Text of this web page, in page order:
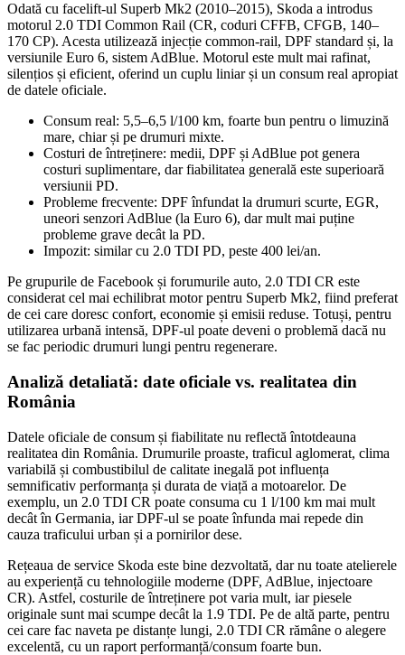
Odată cu facelift-ul Superb Mk2 (2010–2015), Skoda a introdus
motorul 2.0 TDI Common Rail (CR, coduri CFFB, CFGB, 140–
170 CP). Acesta utilizează injecție common-rail, DPF standard și, la
versiunile Euro 6, sistem AdBlue. Motorul este mult mai rafinat,
silențios și eficient, oferind un cuplu liniar și un consum real apropiat
de datele oficiale.
Consum real: 5,5–6,5 l/100 km, foarte bun pentru o limuzină
mare, chiar și pe drumuri mixte.
Costuri de întreținere: medii, DPF și AdBlue pot genera
costuri suplimentare, dar fiabilitatea generală este superioară
versiunii PD.
Probleme frecvente: DPF înfundat la drumuri scurte, EGR,
uneori senzori AdBlue (la Euro 6), dar mult mai puține
probleme grave decât la PD.
Impozit: similar cu 2.0 TDI PD, peste 400 lei/an.
Pe grupurile de Facebook și forumurile auto, 2.0 TDI CR este
considerat cel mai echilibrat motor pentru Superb Mk2, fiind preferat
de cei care doresc confort, economie și emisii reduse. Totuși, pentru
utilizarea urbană intensă, DPF-ul poate deveni o problemă dacă nu
se fac periodic drumuri lungi pentru regenerare.
Analiză detaliată: date oficiale vs. realitatea din
România
Datele oficiale de consum și fiabilitate nu reflectă întotdeauna
realitatea din România. Drumurile proaste, traficul aglomerat, clima
variabilă și combustibilul de calitate inegală pot influența
semnificativ performanța și durata de viață a motoarelor. De
exemplu, un 2.0 TDI CR poate consuma cu 1 l/100 km mai mult
decât în Germania, iar DPF-ul se poate înfunda mai repede din
cauza traficului urban și a pornirilor dese.
Rețeaua de service Skoda este bine dezvoltată, dar nu toate atelierele
au experiență cu tehnologiile moderne (DPF, AdBlue, injectoare
CR). Astfel, costurile de întreținere pot varia mult, iar piesele
originale sunt mai scumpe decât la 1.9 TDI. Pe de altă parte, pentru
cei care fac naveta pe distanțe lungi, 2.0 TDI CR rămâne o alegere
excelentă, cu un raport performanță/consum foarte bun.